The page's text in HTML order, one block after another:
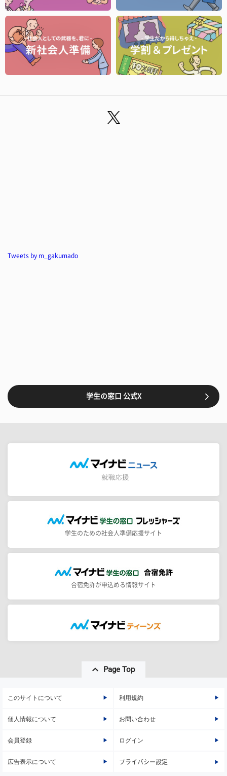
Tweets by m_gakumado
学生の窓口 公式X
学生のための社会人準備応援サイト
合宿免許が申込める情報サイト
Page Top
このサイトについて 利用規約
個人情報について お問い合わせ
会員登録 ログイン
広告表示について プライバシー設定